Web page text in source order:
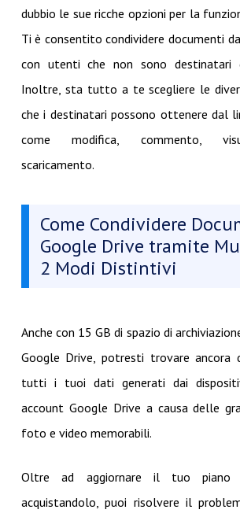
dubbio le sue ricche opzioni per la
Ti è consentito condividere documenti
con utenti che non sono destinatari
Inoltre, sta tutto a te scegliere le
che i destinatari possono ottenere dal
come modifica, commento,
scaricamento.
Come Condividere
Google Drive tramite
2 Modi Distintivi
Anche con 15 GB di spazio di
Google Drive, potresti trovare ancora
tutti i tuoi dati generati dai
account Google Drive a causa delle
foto e video memorabili.
Oltre ad aggiornare il tuo piano
acquistandolo, puoi risolvere il